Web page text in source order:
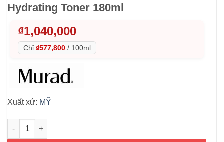
Hydrating Toner 180ml
₫1,040,000
Chỉ ₫577,800 / 100ml
Xuất xứ: MỸ
Nước hoa hồng Murad Resurgence Hydrating Toner 180ml số